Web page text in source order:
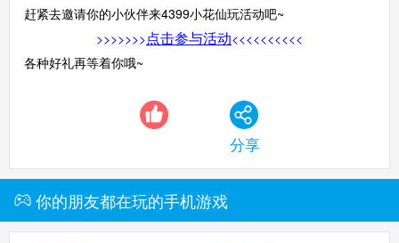
赶紧去邀请你的小伙伴来4399小花仙玩活动吧~
>>>>>>>点击参与活动<<<<<<<<<<
各种好礼再等着你哦~
分享
你的朋友都在玩的手机游戏